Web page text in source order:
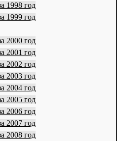
1998 год
1999 год
2000 год
2001 год
2002 год
2003 год
2004 год
2005 год
2006 год
2007 год
2008 год